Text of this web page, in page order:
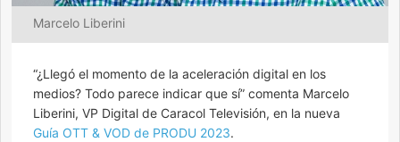
Marcelo Liberini
“¿Llegó el momento de la aceleración digital en los
medios? Todo parece indicar que sí” comenta Marcelo
Liberini, VP Digital de Caracol Televisión, en la nueva
Guía OTT & VOD de PRODU 2023.